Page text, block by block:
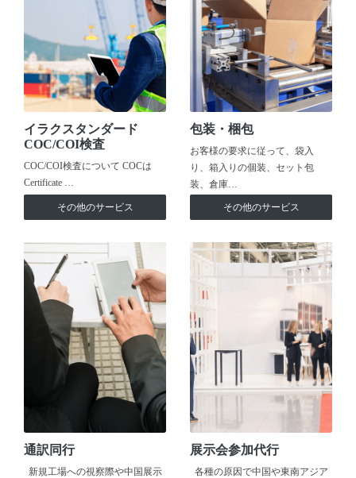
イラクスタンダード
COC/COI検査
COC/COI検査について COCは
Certificate …
その他のサービス
包装・梱包
お客様の要求に従って、袋入
り、箱入りの個装、セット包
装、倉庫…
その他のサービス
通訳同行
新規工場への視察際や中国展示
展示会参加代行
各種の原因で中国や東南アジア